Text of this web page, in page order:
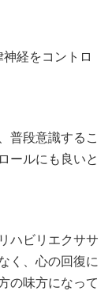
神経をコントロ
普段意識するこ
ールにも良いと
ハビリエクササ
く、心の回復に
の味方になって